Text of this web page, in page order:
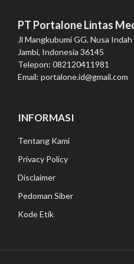
PT Portalone Lintas
Jl Mangkubumi GG. Nusa
Jambi, Indonesia 36145
Telepon: 082120411981
Email: portalone.id@gmail.com
INFORMASI
Tentang Kami
Privacy Policy
Disclaimer
Pedoman Siber
Kode Etik